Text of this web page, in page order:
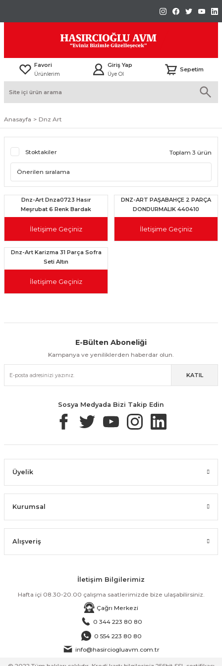
Favori
Ürünlerim
Giriş Yap
Üye Ol
Sepetim
Anasayfa Dnz Art
Stoktakiler Toplam 3 ürün
Dnz-Art Dnza0723 Hasır
Meşrubat 6 Renk Bardak
İletişime Geçiniz
DNZ-ART PAŞABAHÇE 2 PARÇA
DONDURMALIK 440410
İletişime Geçiniz
Dnz-Art Karizma 31 Parça Sofra
Seti Altın
İletişime Geçiniz
Kolay İade & Değişim Güvenli Alışveriş
Güvenli Paketleme Taksit / Havale İle Alışveriş Kolay İade & Değişim
E-Bülten Aboneliği
Kampanya ve yeniliklerden haberdar olun.
KATIL
Sosya Medyada Bizi Takip Edin
Üyelik
Kurumsal
Alışveriş
İletişim Bilgilerimiz
Hafta içi 08.30-20.00 çalışma saatlerimizde bize ulaşabilirsiniz.
Çağrı Merkezi
0 344 223 80 80
0 554 223 80 80
info@hasirciogluavm.com.tr